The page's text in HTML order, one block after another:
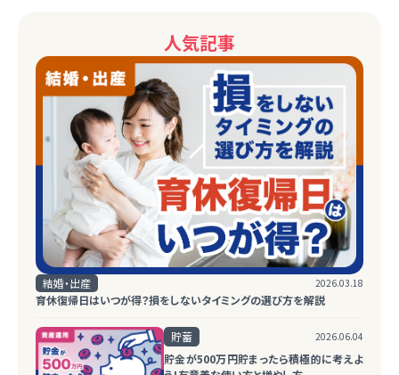
人気記事
結婚・出産 2026.03.18
育休復帰日はいつが得？損をしないタイミングの選び方を解説
貯蓄 2026.06.04
貯金が500万円貯まったら積極的に考えよ